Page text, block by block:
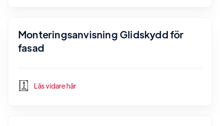
Monteringsanvisning Glidskydd för
fasad
Läs vidare här